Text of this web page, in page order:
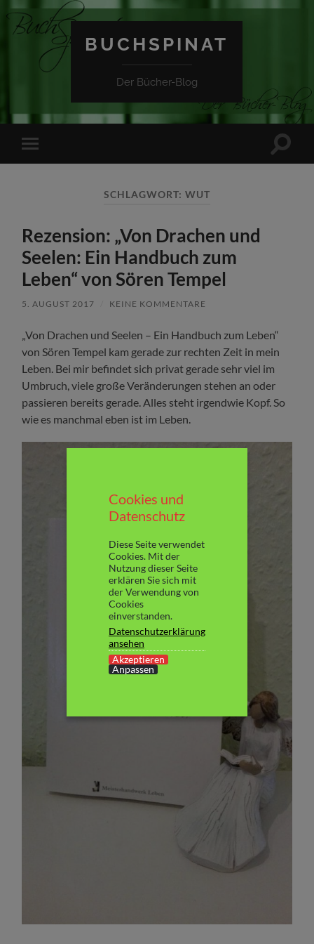
BUCHSPINAT
Der Bücher-Blog
Mobile-
Menü
SCHLAGWORT: WUT
Rezension: „Von Drachen und
Seelen: Ein Handbuch zum
Leben“ von Sören Tempel
5. AUGUST 2017 KEINE KOMMENTARE
„Von Drachen und Seelen – Ein Handbuch zum Leben“
von Sören Tempel kam gerade zur rechten Zeit in mein
Leben. Bei mir befindet sich privat gerade sehr viel im
Umbruch, viele große Veränderungen stehen an oder
passieren bereits gerade. Alles steht irgendwie Kopf. So
wie es manchmal eben ist im Leben.
Cookies und
Datenschutz
Diese Seite verwendet
Cookies. Mit der
Nutzung dieser Seite
erklären Sie sich mit
der Verwendung von
Cookies
einverstanden.
Datenschutzerklärung
ansehen
Akzeptieren
Anpassen